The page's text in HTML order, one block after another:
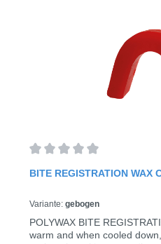
BITE REGISTRATION WAX
Variante: gebogen
POLYWAX BITE
warm and when cooled